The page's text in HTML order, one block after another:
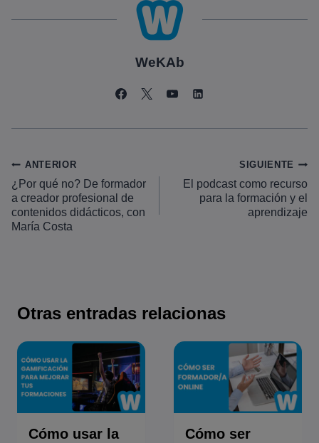
WeKAb
Navegación
de
entradas
ANTERIOR
¿Por qué no? De formador
a creador profesional de
contenidos didácticos, con
María Costa
SIGUIENTE
El podcast como recurso
para la formación y el
aprendizaje
Otras entradas relacionas
Cómo usar la
Cómo ser